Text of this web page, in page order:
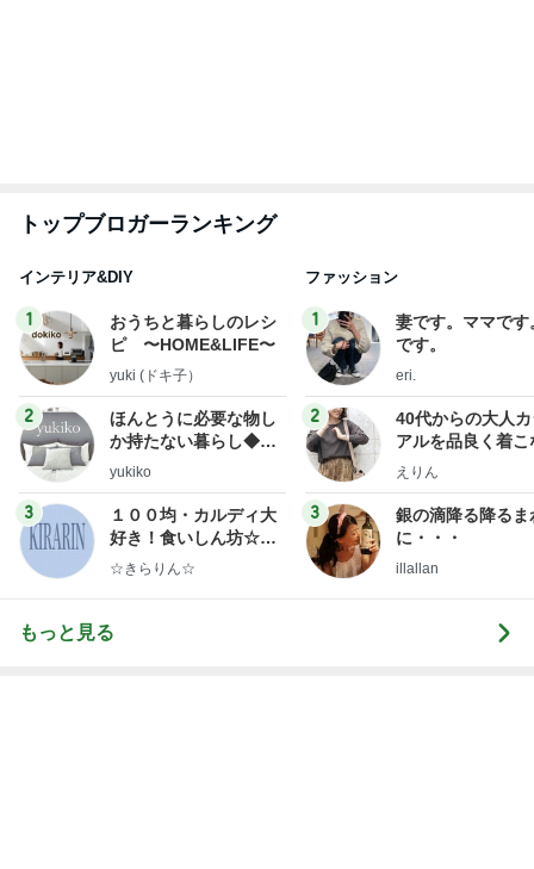
トップブロガーランキング
インテリア&DIY
1
おうちと暮らしのレシ
ピ 〜HOME&LIFE〜
yuki (ドキ子）
2
ほんとうに必要な物し
か持たない暮らし◆Ke
ep Life Simple◆〜イ
ンテリアのきろく〜
yukiko
3
１００均・カルディ大
好き！食いしん坊☆き
らりん☆のブログ
☆きらりん☆
ファッション
1
妻です。ママです
です。
eri.
2
40代からの大人
アルを品良く着こ
ファッションブロ
えりん
3
銀の滴降る降るま
に・・・
illallan
もっと見る